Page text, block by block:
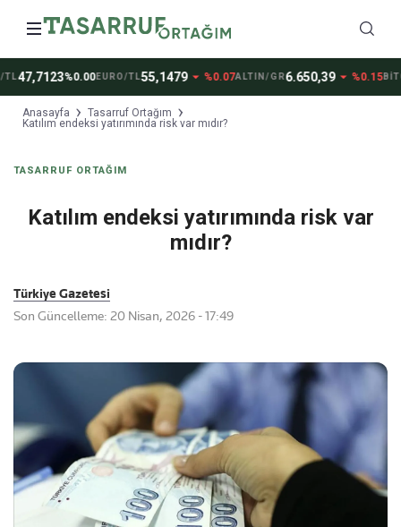
47,7123%0.00EURO/TL55,1479arrow_drop_down %0.07ALTIN/GR6.650,39arrow_drop_down %0.15
Anasayfa
Tasarruf Ortağım
Katılım endeksi yatırımında risk var mıdır?
TASARRUF ORTAĞIM
Katılım endeksi yatırımında risk var
mıdır?
Türkiye Gazetesi
Son Güncelleme: 20 Nisan, 2026 - 17:49